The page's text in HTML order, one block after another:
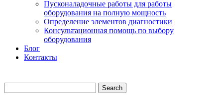
Пусконаладочные работы для работы
оборудования на полную мощность
Определение элементов диагностики
Консультационная помощь по выбору
оборудования
Блог
Контакты
Search